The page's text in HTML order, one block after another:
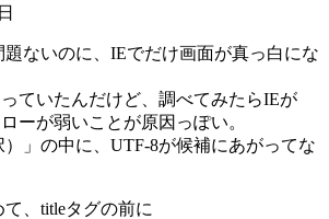
ないのに、IEでだけ画面が真っ白にな
ていたんだけど、調べてみたらIEが
ーが弱いことが原因っぽい。
）」の中に、UTF-8が候補にあがってな
、titleタグの前に